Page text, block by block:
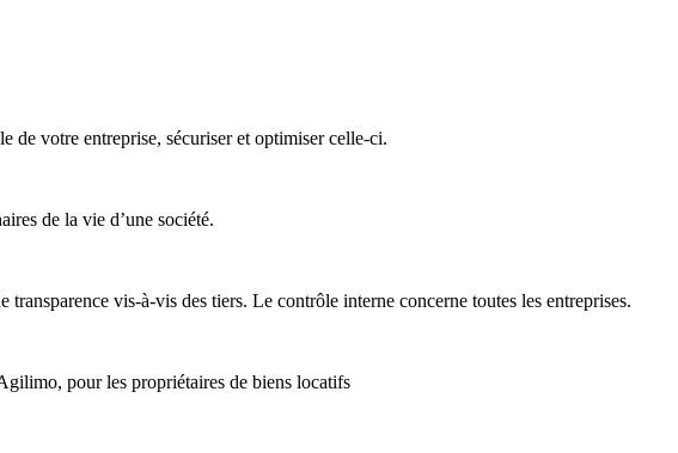
de votre entreprise, sécuriser et optimiser celle-ci.
de la vie d’une société.
vis-à-vis des tiers. Le contrôle interne concerne toutes les entreprises.
pour les propriétaires de biens locatifs